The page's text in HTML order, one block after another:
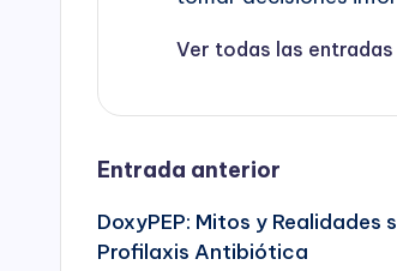
Ver todas las entradas
Entrada anterior
DoxyPEP: Mitos y Realidades
Profilaxis Antibiótica